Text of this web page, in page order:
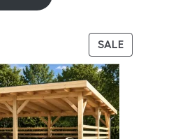
SALE